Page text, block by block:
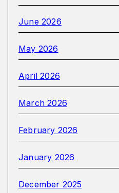
June 2026
May 2026
April 2026
March 2026
February 2026
January 2026
December 2025